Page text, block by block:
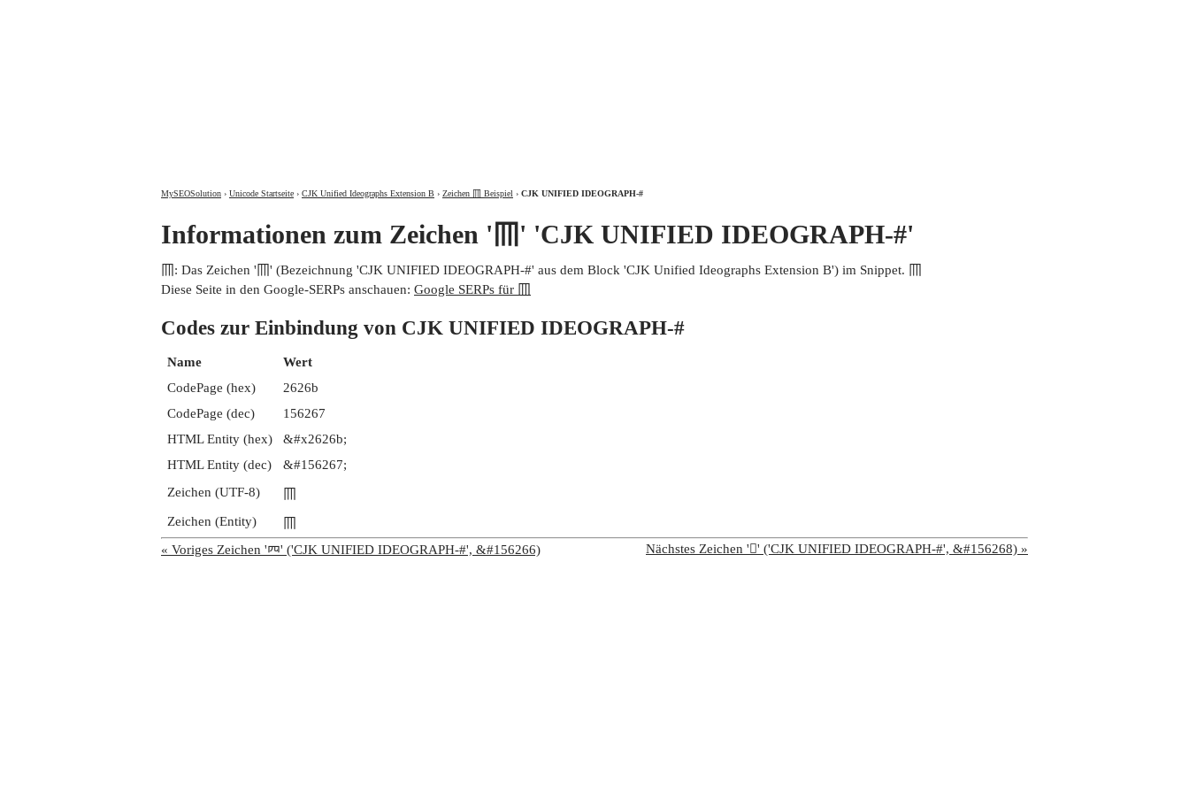
MySEOSolution › Unicode Startseite › CJK Unified Ideographs Extension B › Zeichen 𦉫 Beispiel › CJK UNIFIED IDEOGRAPH-#
Informationen zum Zeichen '𦉫' 'CJK UNIFIED IDEOGRAPH-#'
𦉫: Das Zeichen '𦉫' (Bezeichnung 'CJK UNIFIED IDEOGRAPH-#' aus dem Block 'CJK Unified Ideographs Extension B') im Snippet. 𦉫
Diese Seite in den Google-SERPs anschauen: Google SERPs für 𦉫
Codes zur Einbindung von CJK UNIFIED IDEOGRAPH-#
Name
Wert
CodePage (hex)
2626b
CodePage (dec)
156267
HTML Entity (hex)
&#x2626b;
HTML Entity (dec)
&#156267;
Zeichen (UTF-8)
𦉫
Zeichen (Entity)
𦉫
« Voriges Zeichen '𦉪' ('CJK UNIFIED IDEOGRAPH-#', &#156266)
Nächstes Zeichen '𦉬' ('CJK UNIFIED IDEOGRAPH-#', &#156268) »